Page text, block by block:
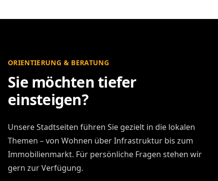
ORIENTIERUNG & BERATUNG
Sie möchten tiefer
einsteigen?
Unsere Stadtseiten führen Sie gezielt in die lokalen
Themen – von Wohnen über Infrastruktur bis zum
Immobilienmarkt. Für persönliche Fragen stehen wir
gern zur Verfügung.